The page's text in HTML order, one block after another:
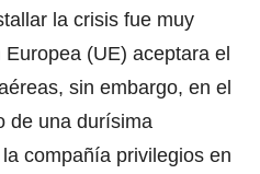
la crisis fue muy
(UE) aceptara el
sin embargo, en el
de una durísima
compañía privilegios en